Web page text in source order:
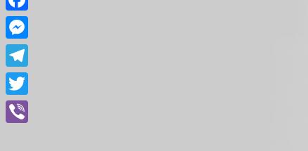
Facebook
Messenger
Telegram
Twitter